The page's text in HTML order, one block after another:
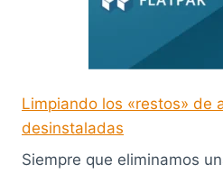
Limpiando los «restos» de
desinstaladas
Siempre que eliminamos